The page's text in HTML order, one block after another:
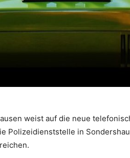
weist auf die neue
Polizeidienststelle in